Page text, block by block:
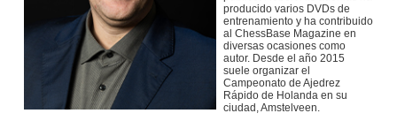
producido varios DVDs de
entrenamiento y ha contribuido
al ChessBase Magazine en
diversas ocasiones como
autor. Desde el año 2015
suele organizar el
Campeonato de Ajedrez
Rápido de Holanda en su
ciudad, Amstelveen.